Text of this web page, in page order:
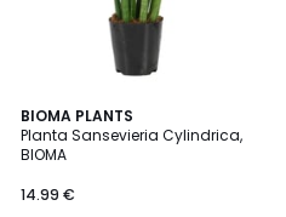
BIOMA PLANTS
Planta Sansevieria Cylindrica,
BIOMA
14.99 €